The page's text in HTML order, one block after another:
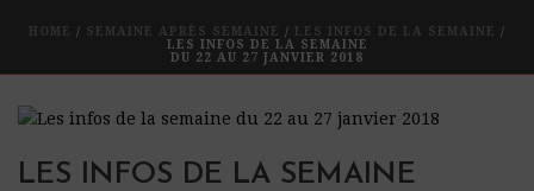
HOME / SEMAINE APRÈS SEMAINE / LES INFOS DE LA SEMAINE
/
LES INFOS DE LA SEMAINE
DU 22 AU 27 JANVIER 2018
LES INFOS DE LA SEMAINE